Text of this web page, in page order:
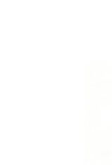
(Anti-Kısa